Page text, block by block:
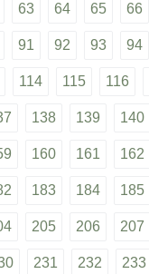
63 64 65 66
91 92 93 94
114 115 116
138 139 140
160 161 162
183 184 185
205 206 207
231 232 233